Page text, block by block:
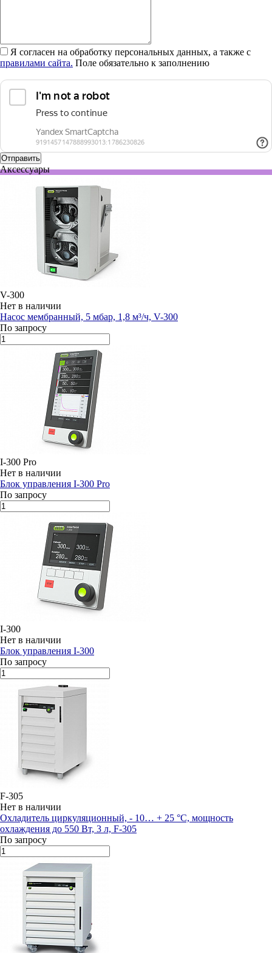
Я согласен на обработку персональных данных, а также с
правилами сайта. Поле обязательно к заполнению
Аксессуары
V-300
Нет в наличии
Насос мембранный, 5 мбар, 1,8 м³/ч, V-300
По запросу
I-300 Pro
Нет в наличии
Блок управления I-300 Pro
По запросу
I-300
Нет в наличии
Блок управления I-300
По запросу
F-305
Нет в наличии
Охладитель циркуляционный, - 10… + 25 °С, мощность
охлаждения до 550 Вт, 3 л, F-305
По запросу